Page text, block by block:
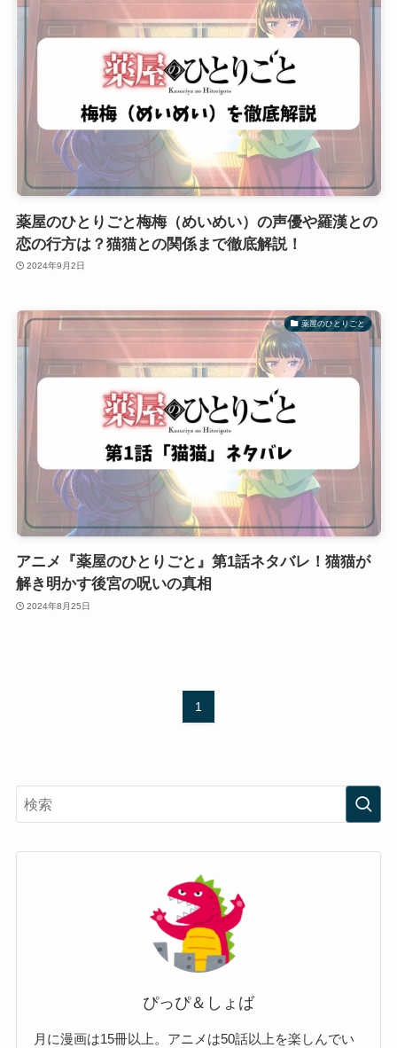
薬屋のひとりごと梅梅（めいめい）の声優や羅漢との
恋の行方は？猫猫との関係まで徹底解説！
2024年9月2日
薬屋のひとりごと
アニメ『薬屋のひとりごと』第1話ネタバレ！猫猫が
解き明かす後宮の呪いの真相
2024年8月25日
1
ぴっぴ＆しょば
月に漫画は15冊以上。アニメは50話以上を楽しんでい